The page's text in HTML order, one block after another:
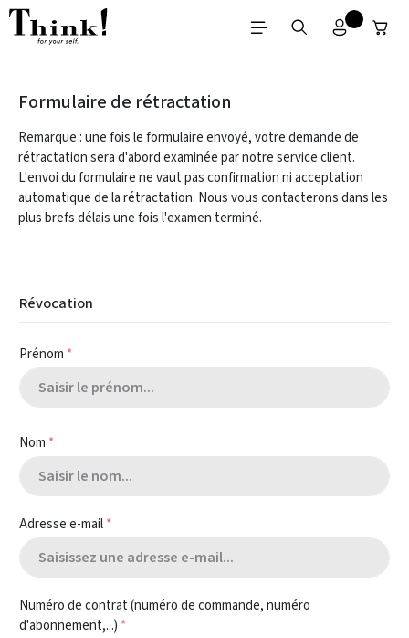
Passer au contenu principal
Formulaire de rétractation
Remarque : une fois le formulaire envoyé, votre demande de
rétractation sera d'abord examinée par notre service client.
L'envoi du formulaire ne vaut pas confirmation ni acceptation
automatique de la rétractation. Nous vous contacterons dans les
plus brefs délais une fois l'examen terminé.
Révocation
Prénom *
Nom *
Adresse e-mail*
Numéro de contrat (numéro de commande, numéro
d'abonnement,...) *